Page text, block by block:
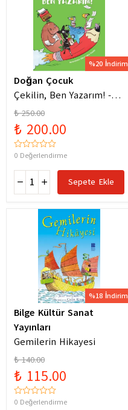
%20 İndirim
Doğan Çocuk
Çekilin, Ben Yazarım! -
Anıl Basılı
₺ 250.00
₺ 200.00
0 Değerlendirme
Sepete Ekle
%18 İndirim
Bilge Kültür Sanat
Yayınları
Gemilerin Hikayesi
₺ 140.00
₺ 115.00
0 Değerlendirme